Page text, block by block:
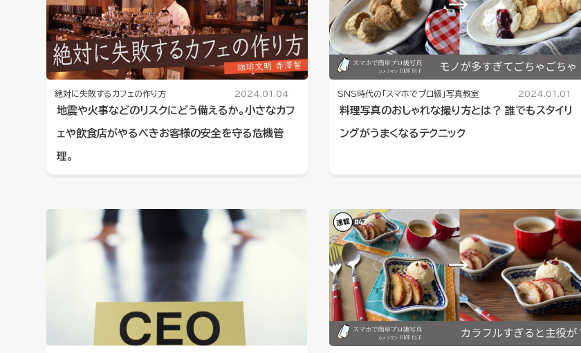
絶対に失敗するカフェの作り方 2024.01.04
地震や火事などのリスクにどう備えるか。小さなカフ
ェや飲食店がやるべきお客様の安全を守る危機管
理。
SNS時代の「スマホでプロ級」写真教室 2024.01.01
料理写真のおしゃれな撮り方とは？ 誰でもスタイリ
ングがうまくなるテクニック